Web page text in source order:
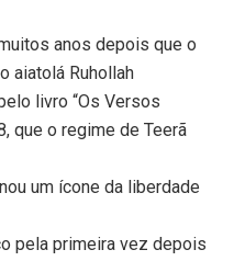
anos depois que o
aiatolá Ruhollah
livro “Os Versos
que o regime de Teerã
um ícone da liberdade
pela primeira vez depois